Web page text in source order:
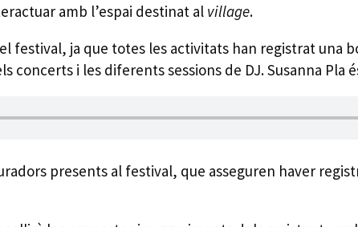
amb l’espai destinat al village.
festival, ja que totes les activitats han registrat una
concerts i les diferents sessions de DJ. Susanna Pla
presents al festival, que asseguren haver